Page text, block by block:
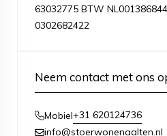
63032775 BTW
0302682422
Neem contact met ons
Mobiel+31 620124736
info@stoerwonenaalten.nl